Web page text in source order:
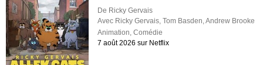
De Ricky Gervais
Avec Ricky Gervais,Tom Basden,Andrew Brooke
Animation,Comédie
7 août 2026 sur Netflix